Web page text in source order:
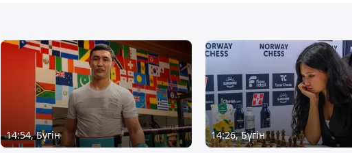
14:54, Бүгін 14:26, Бүгін